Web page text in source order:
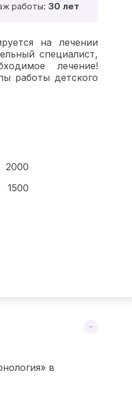
работы: 30 лет
на лечении
специалист,
лечение!
работы детского
2000
1500
в